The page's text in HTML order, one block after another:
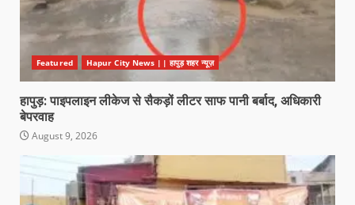
Featured Hapur City News || हापुड़ शहर न्यूज़
हापुड़: पाइपलाइन लीकेज से सैकड़ों लीटर साफ पानी बर्बाद, अधिकारी
बेपरवाह
August 9, 2026